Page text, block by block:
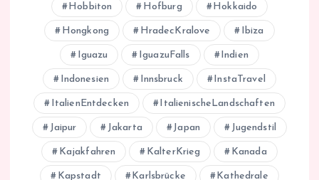
Hobbiton Hofburg Hokkaido
Hongkong HradecKralove Ibiza
Iguazu IguazuFalls Indien
Indonesien Innsbruck InstaTravel
ItalienEntdecken ItalienischeLandschaften
Jaipur Jakarta Japan Jugendstil
Kajakfahren KalterKrieg Kanada
Kapstadt Karlsbrücke Kathedrale